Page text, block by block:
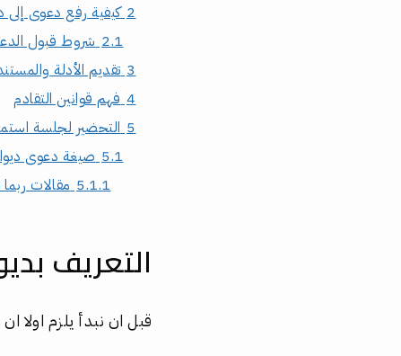
2 كيفية رفع دعوى إلى
2.1 شروط قبول
3 تقديم الأدلة
4 فهم قوانين التقادم
5 التحضير لجلسة
5.1 صيغة دعوى
5.1.1 مقالات
التعريف
قبل ان نبدأ يلزم اولا